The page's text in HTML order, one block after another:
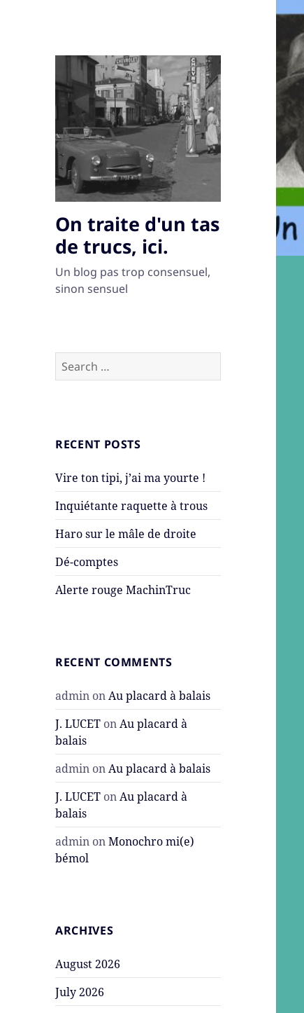
On traite d'un tas
de trucs, ici.
Un blog pas trop consensuel,
sinon sensuel
Search
for:
RECENT POSTS
Vire ton tipi, j’ai ma yourte !
Inquiétante raquette à trous
Haro sur le mâle de droite
Dé-comptes
Alerte rouge MachinTruc
RECENT COMMENTS
admin onAu placard à balais
J. LUCET onAu placard à
balais
admin onAu placard à balais
J. LUCET onAu placard à
balais
admin onMonochro mi(e)
bémol
ARCHIVES
August 2026
July 2026